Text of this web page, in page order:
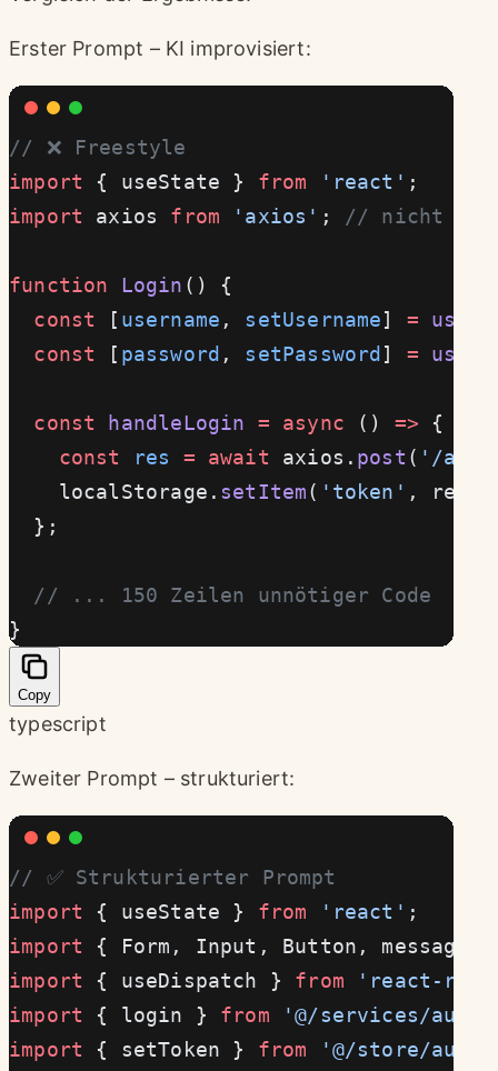
Erster Prompt – KI improvisiert:
// ❌ Freestyle
import { useState } from 'react' ;
import axios from 'axios' ; // nicht
function Login () {
  const
[ username , setUsername] =
  const
[ password , setPassword ] =
  const
handleLogin = async () => {
    const
res = await axios. post ( '/api/
    localStorage.
setItem( 'token' ,
  };
  // ... 150 Zeilen unnötiger Code
}
Copy
typescript
Zweiter Prompt – strukturiert:
// ✅ Strukturierter Prompt
import { useState } from 'react' ;
import { Form, Input, Button, message
import { useDispatch } from 'react-
import { login } from '@/services/
import { setToken } from '@/store/